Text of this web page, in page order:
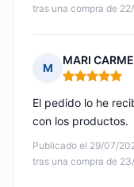
tras una compra de
M
MARI
Nota: 5 de 5
Publicado el 29/07/
tras una compra de
El pedido lo he
con los productos.